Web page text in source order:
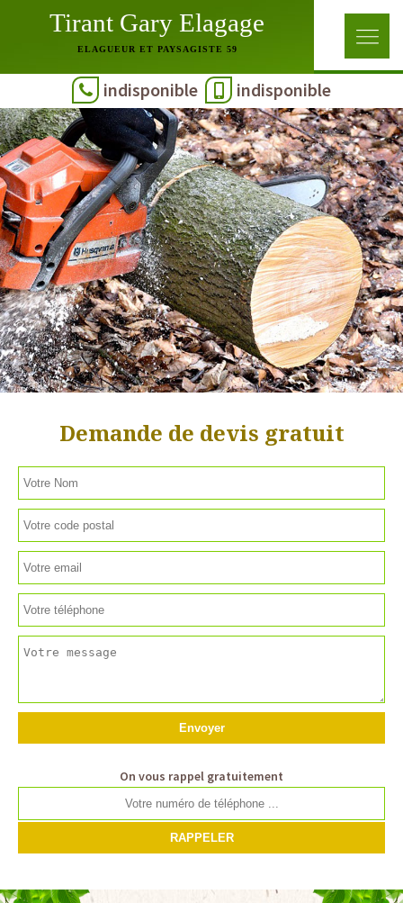
Tirant Gary Elagage
ELAGUEUR ET PAYSAGISTE 59
indisponible indisponible
Demande de devis gratuit
On vous rappel gratuitement